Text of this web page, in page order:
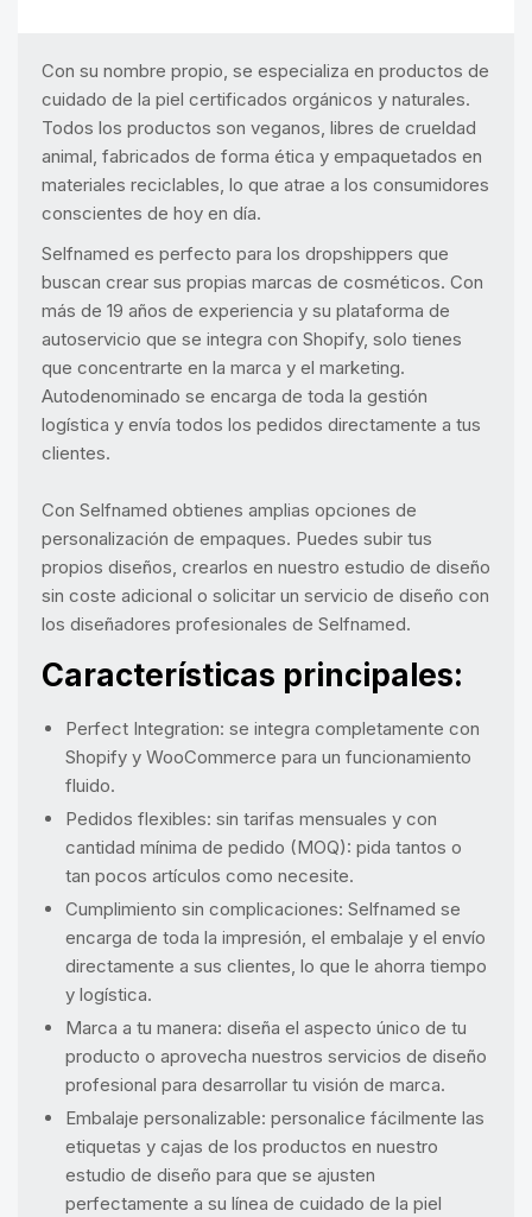
Con su nombre propio, se especializa en productos de
cuidado de la piel certificados orgánicos y naturales.
Todos los productos son veganos, libres de crueldad
animal, fabricados de forma ética y empaquetados en
materiales reciclables, lo que atrae a los consumidores
conscientes de hoy en día.
Selfnamed es perfecto para los dropshippers que
buscan crear sus propias marcas de cosméticos. Con
más de 19 años de experiencia y su plataforma de
autoservicio que se integra con Shopify, solo tienes
que concentrarte en la marca y el marketing.
Autodenominado se encarga de toda la gestión
logística y envía todos los pedidos directamente a tus
clientes.
Con Selfnamed obtienes amplias opciones de
personalización de empaques. Puedes subir tus
propios diseños, crearlos en nuestro estudio de diseño
sin coste adicional o solicitar un servicio de diseño con
los diseñadores profesionales de Selfnamed.
Características principales:
Perfect Integration: se integra completamente con
Shopify y WooCommerce para un funcionamiento
fluido.
Pedidos flexibles: sin tarifas mensuales y con
cantidad mínima de pedido (MOQ): pida tantos o
tan pocos artículos como necesite.
Cumplimiento sin complicaciones: Selfnamed se
encarga de toda la impresión, el embalaje y el envío
directamente a sus clientes, lo que le ahorra tiempo
y logística.
Marca a tu manera: diseña el aspecto único de tu
producto o aprovecha nuestros servicios de diseño
profesional para desarrollar tu visión de marca.
Embalaje personalizable: personalice fácilmente las
etiquetas y cajas de los productos en nuestro
estudio de diseño para que se ajusten
perfectamente a su línea de cuidado de la piel